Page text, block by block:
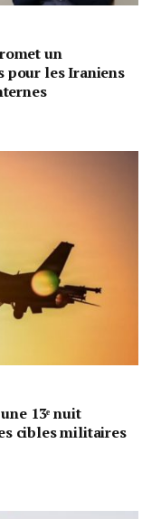
un
pour les Iraniens
13ᵉ nuit
cibles militaires